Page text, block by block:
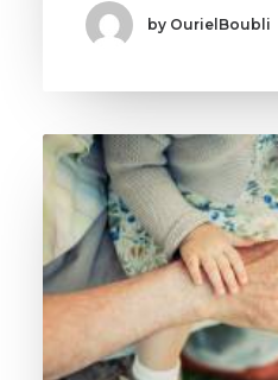
by OurielBoubli